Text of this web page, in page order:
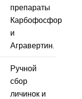
препараты
Карбофосфор
и
Агравертин.
Ручной
сбор
личинок и